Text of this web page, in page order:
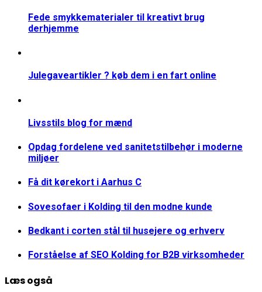
Fede smykkematerialer til kreativt brug
derhjemme
Julegaveartikler ? køb dem i en fart online
Livsstils blog for mænd
Opdag fordelene ved sanitetstilbehør i moderne
miljøer
Få dit kørekort i Aarhus C
Sovesofaer i Kolding til den modne kunde
Bedkant i corten stål til husejere og erhverv
Forståelse af SEO Kolding for B2B virksomheder
Læs også